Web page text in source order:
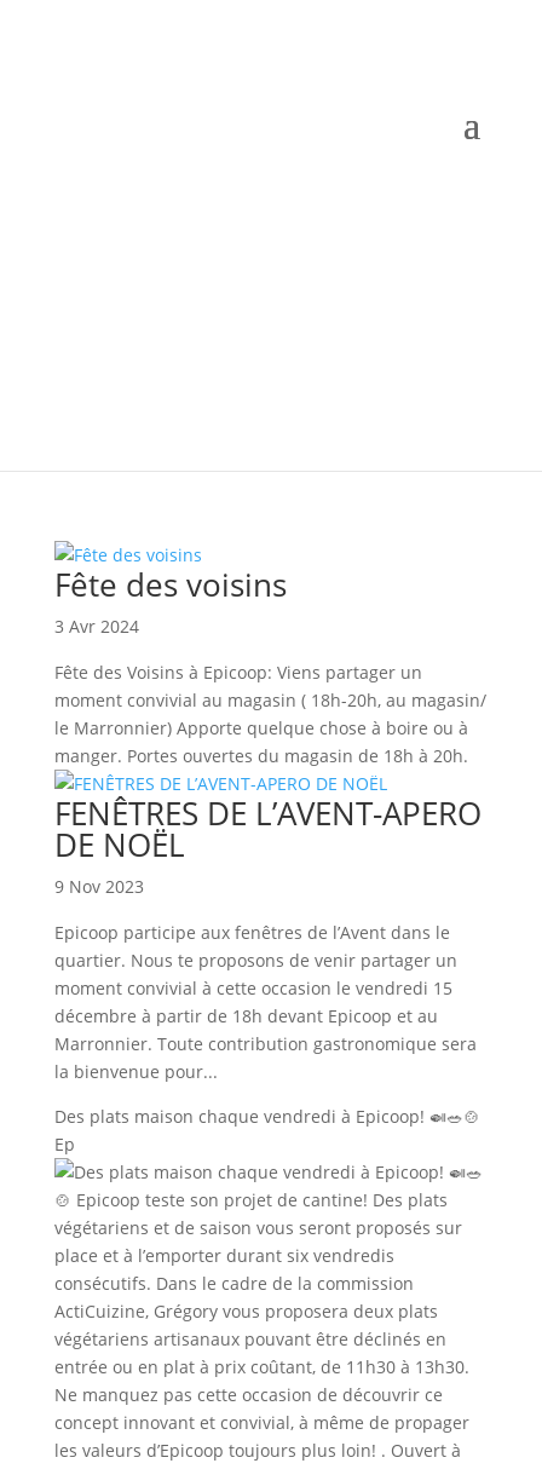
Fête des voisins
3 Avr 2024
Fête des Voisins à Epicoop: Viens partager un
moment convivial au magasin ( 18h-20h, au magasin/
le Marronnier) Apporte quelque chose à boire ou à
manger. Portes ouvertes du magasin de 18h à 20h.
FENÊTRES DE L’AVENT-APERO
DE NOËL
9 Nov 2023
Epicoop participe aux fenêtres de l’Avent dans le
quartier. Nous te proposons de venir partager un
moment convivial à cette occasion le vendredi 15
décembre à partir de 18h devant Epicoop et au
Marronnier. Toute contribution gastronomique sera
la bienvenue pour...
Des plats maison chaque vendredi à Epicoop! 🍛🥗🍲
Ep